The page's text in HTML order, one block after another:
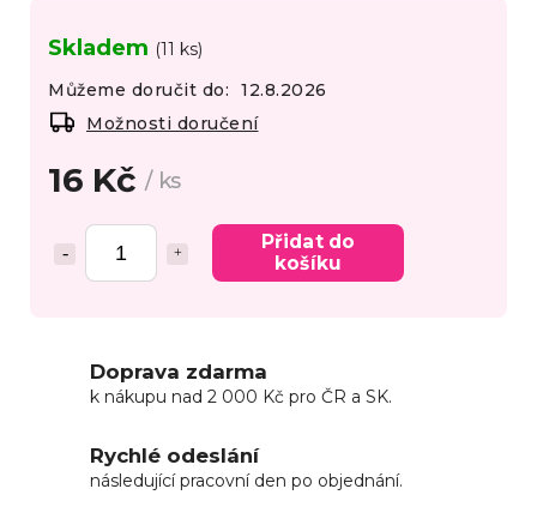
16 Kč/ ks
Přidat do
košíku
Skladem (11 ks)
Můžeme doručit do:
12.8.2026
Možnosti doručení
Doprava zdarma
k nákupu nad 2 000 Kč pro ČR a SK.
Rychlé odeslání
následující pracovní den po objednání.